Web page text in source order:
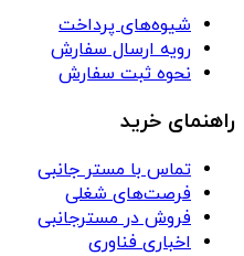
شیوه‌های پرداخت
رویه ارسال سفارش
نحوه ثبت سفارش
راهنمای خرید
تماس با مستر جانبی
فرصت‌های شغلی
فروش در مسترجانبی
اخباری فناوری